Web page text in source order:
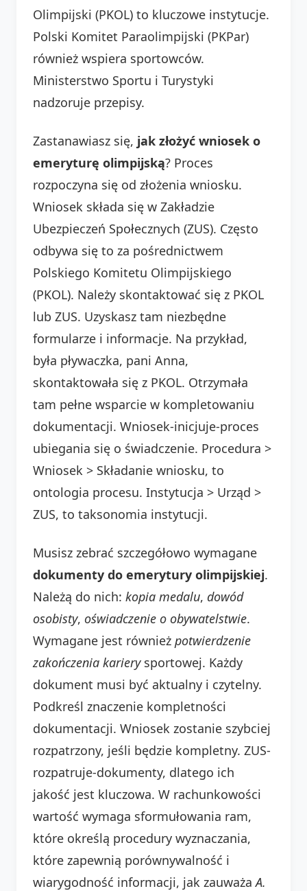
Olimpijski (PKOL) to kluczowe instytucje.
Polski Komitet Paraolimpijski (PKPar)
również wspiera sportowców.
Ministerstwo Sportu i Turystyki
nadzoruje przepisy.
Zastanawiasz się, jak złożyć wniosek o
emeryturę olimpijską? Proces
rozpoczyna się od złożenia wniosku.
Wniosek składa się w Zakładzie
Ubezpieczeń Społecznych (ZUS). Często
odbywa się to za pośrednictwem
Polskiego Komitetu Olimpijskiego
(PKOL). Należy skontaktować się z PKOL
lub ZUS. Uzyskasz tam niezbędne
formularze i informacje. Na przykład,
była pływaczka, pani Anna,
skontaktowała się z PKOL. Otrzymała
tam pełne wsparcie w kompletowaniu
dokumentacji. Wniosek-inicjuje-proces
ubiegania się o świadczenie. Procedura >
Wniosek > Składanie wniosku, to
ontologia procesu. Instytucja > Urząd >
ZUS, to taksonomia instytucji.
Musisz zebrać szczegółowo wymagane
dokumenty do emerytury olimpijskiej.
Należą do nich: kopia medalu, dowód
osobisty, oświadczenie o obywatelstwie.
Wymagane jest również potwierdzenie
zakończenia karierysportowej. Każdy
dokument musi być aktualny i czytelny.
Podkreśl znaczenie kompletności
dokumentacji. Wniosek zostanie szybciej
rozpatrzony, jeśli będzie kompletny. ZUS-
rozpatruje-dokumenty, dlatego ich
jakość jest kluczowa. W rachunkowości
wartość wymaga sformułowania ram,
które określą procedury wyznaczania,
które zapewnią porównywalność i
wiarygodność informacji, jak zauważaA.